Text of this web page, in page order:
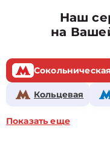
Наш
на
Сокольническая
Кольцевая
Показать еще